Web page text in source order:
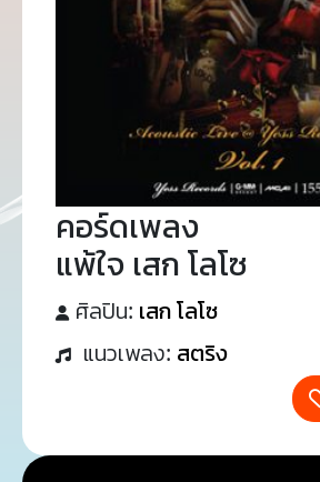
คอร์ดเพลง
แพ้ใจ เสก โลโซ
ศิลปิน: เสก โลโซ
แนวเพลง: สตริง